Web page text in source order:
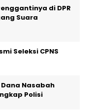
di DPR
Suara
Seleksi CPNS
Nasabah
Polisi